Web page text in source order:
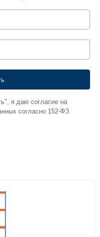
я даю согласие на
согласно 152-ФЗ